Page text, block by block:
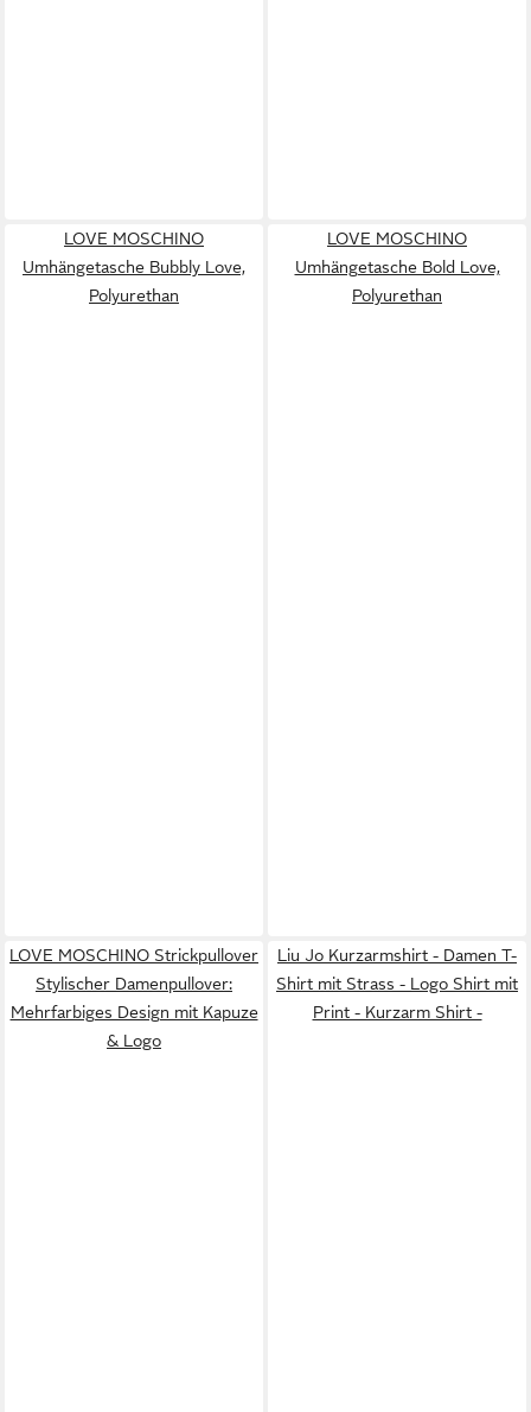
LOVE MOSCHINO
Umhängetasche Bubbly Love,
Polyurethan
LOVE MOSCHINO
Umhängetasche Bold Love,
Polyurethan
LOVE MOSCHINO Strickpullover
Stylischer Damenpullover:
Mehrfarbiges Design mit Kapuze
& Logo
Liu Jo Kurzarmshirt - Damen T-
Shirt mit Strass - Logo Shirt mit
Print - Kurzarm Shirt -